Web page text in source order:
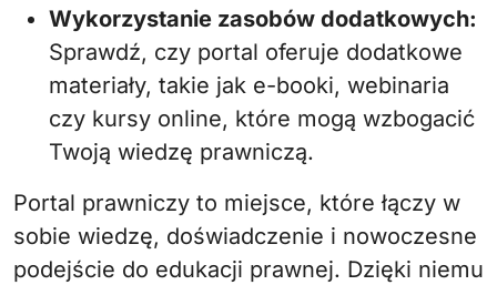
Wykorzystanie zasobów dodatkowych:
Sprawdź, czy portal oferuje dodatkowe
materiały, takie jak e-booki, webinaria
czy kursy online, które mogą wzbogacić
Twoją wiedzę prawniczą.
Portal prawniczy to miejsce, które łączy w
sobie wiedzę, doświadczenie i nowoczesne
podejście do edukacji prawnej. Dzięki niemu